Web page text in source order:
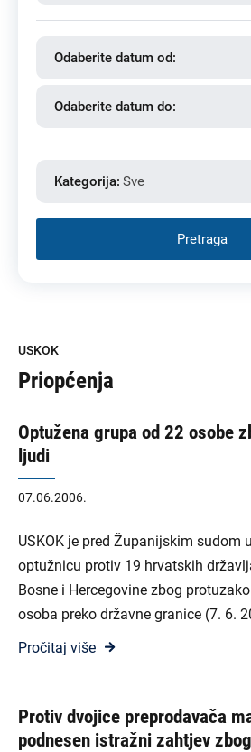
Odaberite datum od:
Odaberite datum do:
Kategorija: Sve
USKOK
Priopćenja
Optužena grupa od 22 osobe
ljudi
07.06.2006.
USKOK je pred Županijskim sudom
optužnicu protiv 19 hrvatskih
Bosne i Hercegovine zbog
osoba preko državne granice (7. 6.
Pročitaj više
Protiv dvojice preprodavača
podnesen istražni zahtjev